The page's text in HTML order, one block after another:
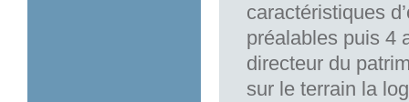
caractéristiques
préalables puis 4
directeur du
sur le terrain la